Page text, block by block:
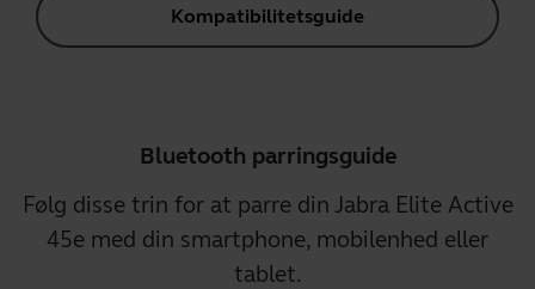
Kompatibilitetsguide
Bluetooth parringsguide
Følg disse trin for at parre din Jabra Elite Active
45e med din smartphone, mobilenhed eller
tablet.